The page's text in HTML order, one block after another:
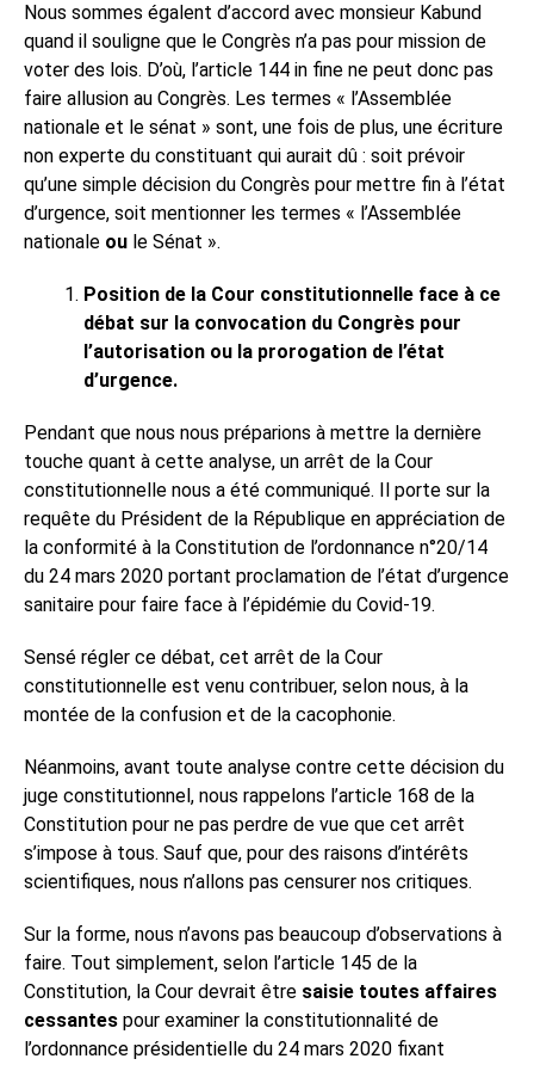
Nous sommes égalent d’accord avec monsieur Kabund
quand il souligne que le Congrès n’a pas pour mission de
voter des lois. D’où, l’article 144 in fine ne peut donc pas
faire allusion au Congrès. Les termes « l’Assemblée
nationale et le sénat » sont, une fois de plus, une écriture
non experte du constituant qui aurait dû : soit prévoir
qu’une simple décision du Congrès pour mettre fin à l’état
d’urgence, soit mentionner les termes « l’Assemblée
nationale ou le Sénat ».
Position de la Cour constitutionnelle face à ce
débat sur la convocation du Congrès pour
l’autorisation ou la prorogation de l’état
d’urgence.
Pendant que nous nous préparions à mettre la dernière
touche quant à cette analyse, un arrêt de la Cour
constitutionnelle nous a été communiqué. Il porte sur la
requête du Président de la République en appréciation de
la conformité à la Constitution de l’ordonnance n°20/14
du 24 mars 2020 portant proclamation de l’état d’urgence
sanitaire pour faire face à l’épidémie du Covid-19.
Sensé régler ce débat, cet arrêt de la Cour
constitutionnelle est venu contribuer, selon nous, à la
montée de la confusion et de la cacophonie.
Néanmoins, avant toute analyse contre cette décision du
juge constitutionnel, nous rappelons l’article 168 de la
Constitution pour ne pas perdre de vue que cet arrêt
s’impose à tous. Sauf que, pour des raisons d’intérêts
scientifiques, nous n’allons pas censurer nos critiques.
Sur la forme, nous n’avons pas beaucoup d’observations à
faire. Tout simplement, selon l’article 145 de la
Constitution, la Cour devrait être saisie toutes affaires
cessantes pour examiner la constitutionnalité de
l’ordonnance présidentielle du 24 mars 2020 fixant